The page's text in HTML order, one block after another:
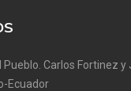
Pueblo. Carlos Fortinez y
Ecuador